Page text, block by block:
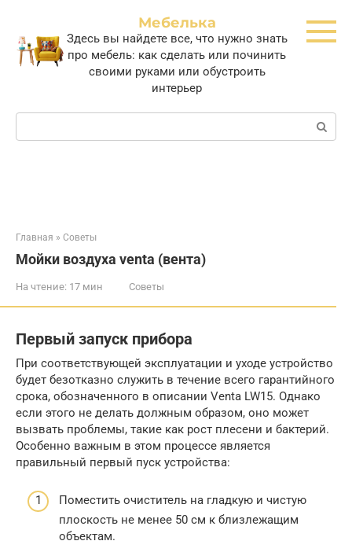
контенту
Мебелька
Здесь вы найдете все, что нужно знать
про мебель: как сделать или починить
своими руками или обустроить
интерьер
Поиск:
Главная » Советы
Мойки воздуха venta (вента)
На чтение: 17 мин Советы
Первый запуск прибора
При соответствующей эксплуатации и уходе устройство
будет безотказно служить в течение всего гарантийного
срока, обозначенного в описании Venta LW15. Однако
если этого не делать должным образом, оно может
вызвать проблемы, такие как рост плесени и бактерий.
Особенно важным в этом процессе является
правильный первый пуск устройства:
Поместить очиститель на гладкую и чистую
плоскость не менее 50 см к близлежащим
объектам.